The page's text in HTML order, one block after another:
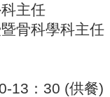
主任
骨科學科主任
13：30 (供餐)